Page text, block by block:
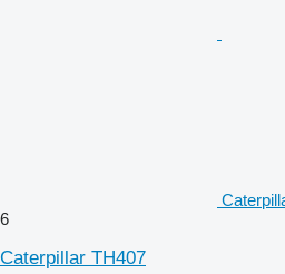
6
Caterpillar TH407